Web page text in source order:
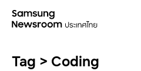
Tag > Coding